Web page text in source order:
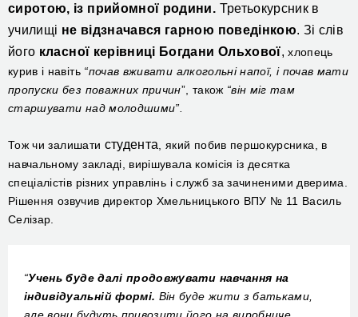
сиротою, із прийомної родини. Третьокурсник в
училищі не відзначався гарною поведінкою. Зі слів
його класної керівниці Богдани Ольхової,хлопець
курив і навіть “почав вживати алкогольні напої, іпочав мати
пропуски без поважних причин”, також “він міг там
старшувати над молодшими”.
Тож чи залишати студента , який побив першокурсника, в
навчальному закладі, вирішувала комісія із десятка
спеціалістів різних управлінь і служб за зачиненими дверима.
Рішення озвучив директор Хмельницького ВПУ № 11 Василь
Селізар.
“Учень буде далі продовжувати навчання на
індивідуальній формі. Він буде жити з батьками,
але вони будуть привозити його на виробниче